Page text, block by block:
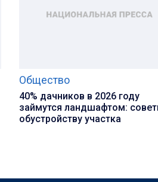
Общество
40% дачников в 2026 году
займутся ландшафтом:
обустройству участка